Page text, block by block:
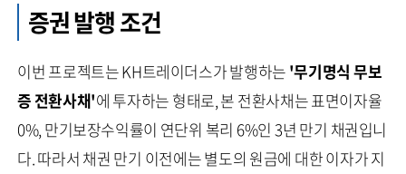
증권 발행 조건
이번 프로젝트는 KH트레이더스가 발행하는 '무기명식 무보
증 전환사채'에 투자하는 형태로, 본 전환사채는 표면이자율
0%, 만기보장수익률이 연단위 복리 6%인 3년 만기 채권입니
다. 따라서 채권 만기 이전에는 별도의 원금에 대한 이자가 지